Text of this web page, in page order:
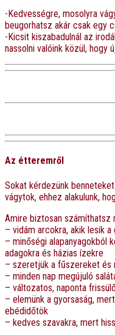
-Kedvességre, mosolyra
beugorhatsz akár csak egy
-Kicsit kiszabadulnál az
nassolni valóink közül, hogy
Az étteremről
Sokat kérdezünk
vágytok, ehhez alakulunk,
Amire biztosan számíthatsz
– vidám arcokra, akik lesik
– minőségi alapanyagokból
adagokra és házias ízekre
– szeretjük a fűszereket és
– minden nap megújuló
– változatos, naponta
– elemünk a gyorsaság,
ebédidőtök
– kedves szavakra, mert